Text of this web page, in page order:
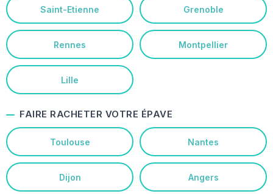
Saint-Etienne Grenoble
Rennes Montpellier
Lille
FAIRE RACHETER VOTRE ÉPAVE
Toulouse Nantes
Dijon Angers